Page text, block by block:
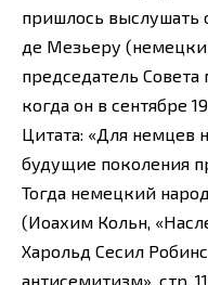
пришлось выслушать
де Мезьеру
председатель
когда он в сентябре
Цитата: «Для немцев
будущие поколения
Тогда немецкий
(Иоахим Кольн,
Харольд Сесил
антисемитизм», стр.